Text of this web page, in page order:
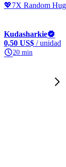
💖7X Random
Kudasharkie
0,50 US$ / unidad
20 min